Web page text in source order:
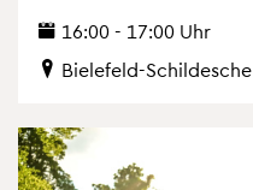
16:00 - 17:00 Uhr
Bie­le­feld-Schil­desche